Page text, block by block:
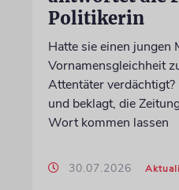
Politikerin
Hatte sie einen jungen
Vornamensgleichheit
Attentäter
und beklagt, die
Wort kommen lassen
30.07.2026